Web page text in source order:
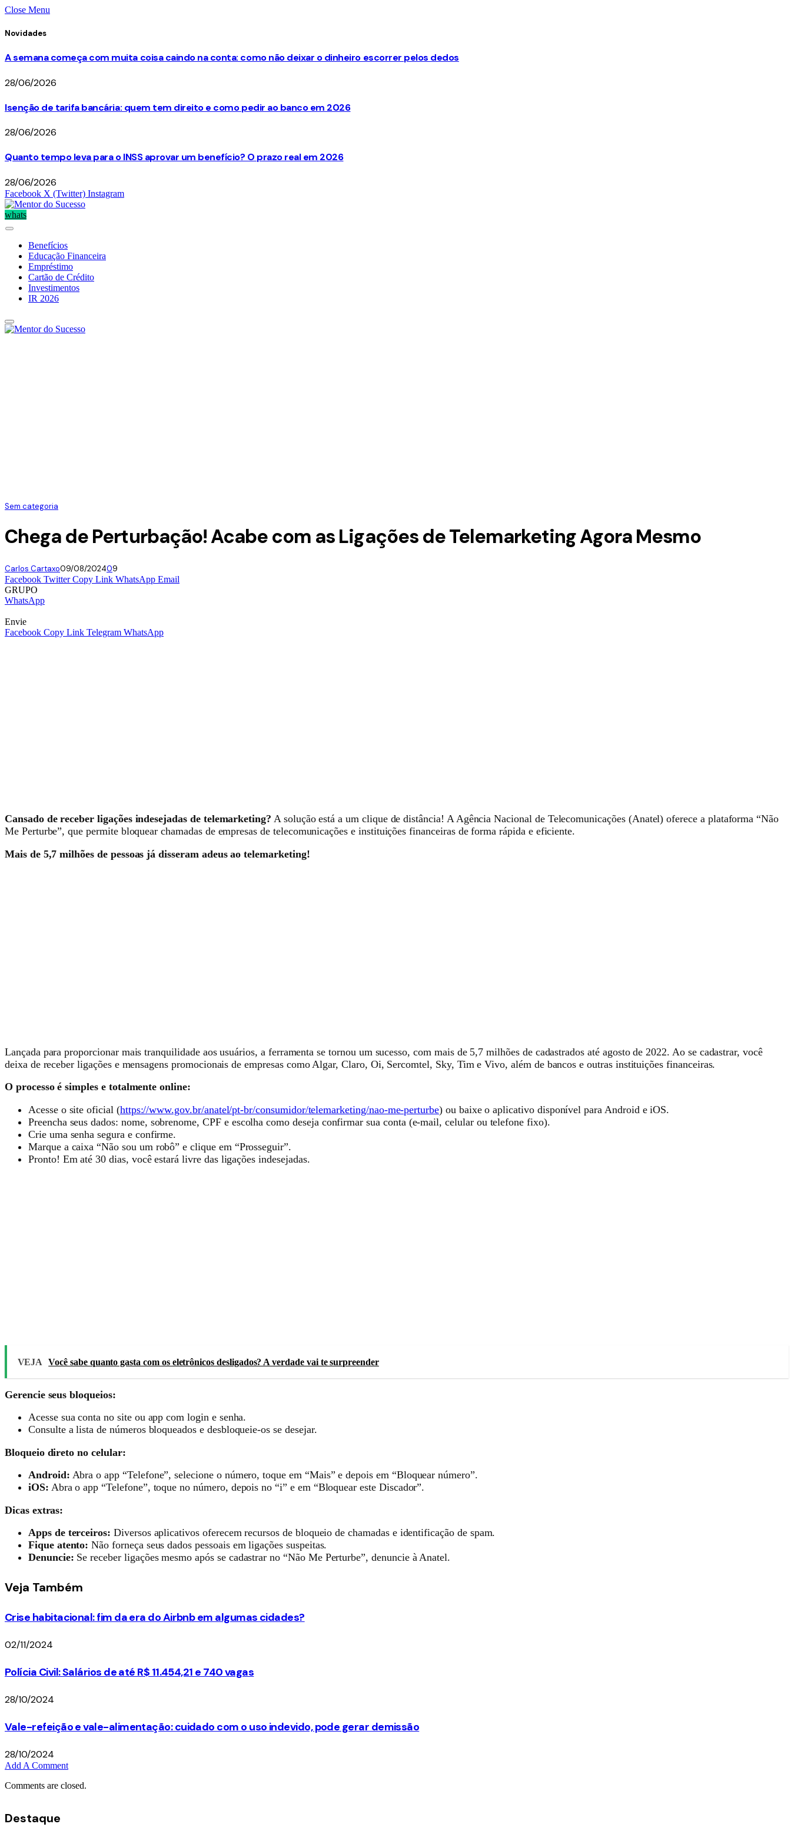
Close Menu
Novidades
A semana começa com muita coisa caindo na conta: como não deixar o dinheiro escorrer pelos dedos
28/06/2026
Isenção de tarifa bancária: quem tem direito e como pedir ao banco em 2026
28/06/2026
Quanto tempo leva para o INSS aprovar um benefício? O prazo real em 2026
28/06/2026
Facebook X (Twitter) Instagram
whats
Benefícios
Educação Financeira
Empréstimo
Cartão de Crédito
Investimentos
IR 2026
Sem categoria
Chega de Perturbação! Acabe com as Ligações de Telemarketing Agora Mesmo
Carlos Cartaxo09/08/202409
Facebook Twitter Copy Link WhatsApp Email
GRUPO
WhatsApp
Envie
Facebook Copy Link Telegram WhatsApp
Cansado de receber ligações indesejadas de telemarketing? A solução está a um clique de distância! A Agência Nacional de Telecomunicações (Anatel) oferece a plataforma “Não
Me Perturbe”, que permite bloquear chamadas de empresas de telecomunicações e instituições financeiras de forma rápida e eficiente.
Mais de 5,7 milhões de pessoas já disseram adeus ao telemarketing!
Lançada para proporcionar mais tranquilidade aos usuários, a ferramenta se tornou um sucesso, com mais de 5,7 milhões de cadastrados até agosto de 2022. Ao se cadastrar, você
deixa de receber ligações e mensagens promocionais de empresas como Algar, Claro, Oi, Sercomtel, Sky, Tim e Vivo, além de bancos e outras instituições financeiras.
O processo é simples e totalmente online:
Acesse o site oficial (https://www.gov.br/anatel/pt-br/consumidor/telemarketing/nao-me-perturbe) ou baixe o aplicativo disponível para Android e iOS.
Preencha seus dados: nome, sobrenome, CPF e escolha como deseja confirmar sua conta (e-mail, celular ou telefone fixo).
Crie uma senha segura e confirme.
Marque a caixa “Não sou um robô” e clique em “Prosseguir”.
Pronto! Em até 30 dias, você estará livre das ligações indesejadas.
VEJA Você sabe quanto gasta com os eletrônicos desligados? A verdade vai te surpreender
Gerencie seus bloqueios:
Acesse sua conta no site ou app com login e senha.
Consulte a lista de números bloqueados e desbloqueie-os se desejar.
Bloqueio direto no celular:
Android: Abra o app “Telefone”, selecione o número, toque em “Mais” e depois em “Bloquear número”.
iOS: Abra o app “Telefone”, toque no número, depois no “i” e em “Bloquear este Discador”.
Dicas extras:
Apps de terceiros: Diversos aplicativos oferecem recursos de bloqueio de chamadas e identificação de spam.
Fique atento: Não forneça seus dados pessoais em ligações suspeitas.
Denuncie: Se receber ligações mesmo após se cadastrar no “Não Me Perturbe”, denuncie à Anatel.
Veja Também
Crise habitacional: fim da era do Airbnb em algumas cidades?
02/11/2024
Polícia Civil: Salários de até R$ 11.454,21 e 740 vagas
28/10/2024
Vale-refeição e vale-alimentação: cuidado com o uso indevido, pode gerar demissão
28/10/2024
Add A Comment
Comments are closed.
Destaque